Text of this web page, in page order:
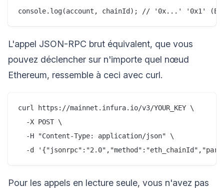
L'appel JSON-RPC brut équivalent, que vous
pouvez déclencher sur n'importe quel nœud
Ethereum, ressemble à ceci avec curl.
curl https://mainnet.infura.io/v3/YOUR_KEY \
  -X POST \
  -H "Content-Type: application/json" \
Pour les appels en lecture seule, vous n'avez pas